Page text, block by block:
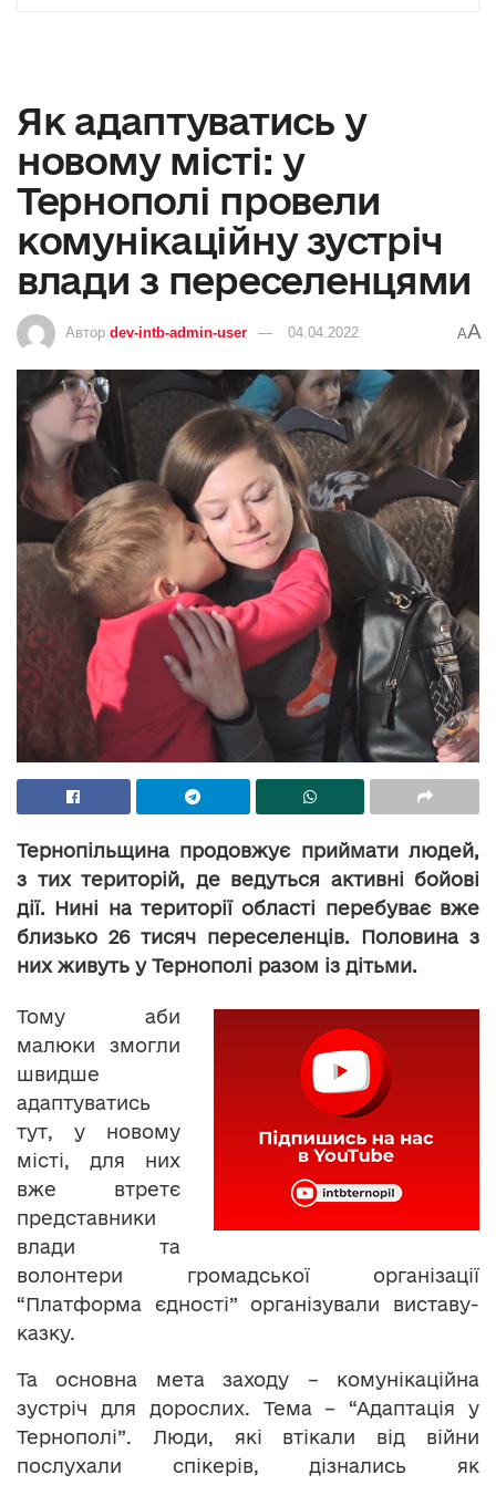
Як адаптуватись у
новому місті: у
Тернополі провели
комунікаційну зустріч
влади з переселенцями
Автор dev-intb-admin-user 04.04.2022 AA
Тернопільщина продовжує приймати людей,
з тих територій, де ведуться активні бойові
дії. Нині на території області перебуває вже
близько 26 тисяч переселенців. Половина з
них живуть у Тернополі разом із дітьми.
Тому аби
малюки змогли
швидше
адаптуватись
тут, у новому
місті, для них
вже втретє
представники
влади та
волонтери громадської організації
“Платформа єдності” організували виставу-
казку.
Та основна мета заходу – комунікаційна
зустріч для дорослих. Тема – “Адаптація у
Тернополі”. Люди, які втікали від війни
послухали спікерів, дізнались як